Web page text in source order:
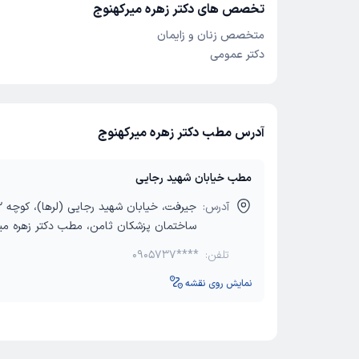
تخصص های دکتر زهره میرکهنوج
متخصص زنان و زایمان
دکتر عمومی
آدرس مطب دکتر زهره میرکهنوج
مطب خیابان شهید رجایی
آدرس:
ساختمان پزشکان ثامن، مطب دکتر زهره
تلفن: 0905737****
نمایش روی نقشه